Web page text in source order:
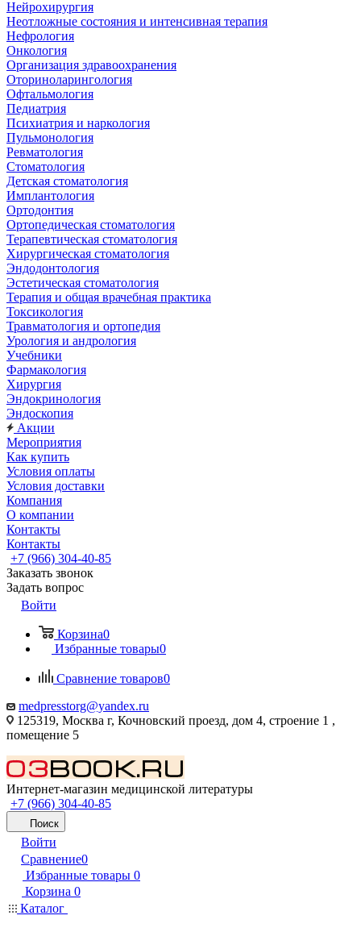
Нейрохирургия
Неотложные состояния и интенсивная терапия
Нефрология
Онкология
Организация здравоохранения
Оториноларингология
Офтальмология
Педиатрия
Психиатрия и наркология
Пульмонология
Ревматология
Стоматология
Детская стоматология
Имплантология
Ортодонтия
Ортопедическая стоматология
Терапевтическая стоматология
Хирургическая стоматология
Эндодонтология
Эстетическая стоматология
Терапия и общая врачебная практика
Токсикология
Травматология и ортопедия
Урология и андрология
Учебники
Фармакология
Хирургия
Эндокринология
Эндоскопия
Акции
Мероприятия
Как купить
Условия оплаты
Условия доставки
Компания
О компании
Контакты
Контакты
+7 (966) 304-40-85
Заказать звонок
Задать вопрос
Войти
Корзина0
Избранные товары0
Сравнение товаров0
medpresstorg@yandex.ru
125319, Москва г, Кочновский проезд, дом 4, строение 1 ,
помещение 5
Интернет-магазин медицинской литературы
+7 (966) 304-40-85
Поиск
Войти
Сравнение0
Избранные товары 0
Корзина 0
Каталог